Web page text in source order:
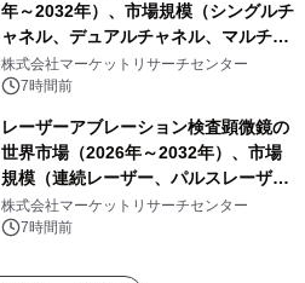
年～2032年）、市場規模（シングルチ
ャネル、デュアルチャネル、マルチチ
ャネル）・分析レポートを発表
株式会社マーケットリサーチセンター
7時間前
レーザーアブレーション検査顕微鏡の
世界市場（2026年～2032年）、市場
規模（連続レーザー、パルスレーザ
ー）・分析レポートを発表
株式会社マーケットリサーチセンター
7時間前